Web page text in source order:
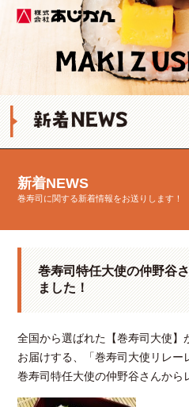
株式会
新着NEWS
巻寿司に関する新着情報をお送りします！
巻寿司特任大使の仲野谷
ました！
全国から選ばれた【巻寿司大使】
お届けする、「巻寿司大使リレー
巻寿司特任大使の仲野谷さんから